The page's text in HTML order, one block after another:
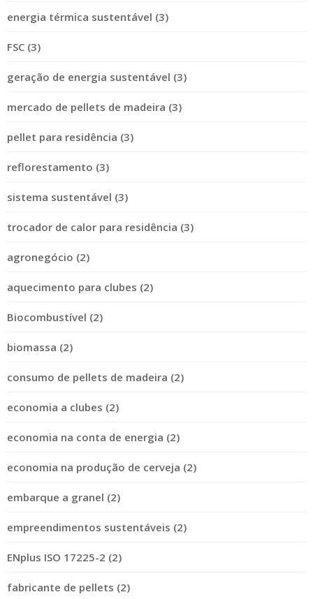
energia térmica sustentável (3)
FSC (3)
geração de energia sustentável (3)
mercado de pellets de madeira (3)
pellet para residência (3)
reflorestamento (3)
sistema sustentável (3)
trocador de calor para residência (3)
agronegócio (2)
aquecimento para clubes (2)
Biocombustível (2)
biomassa (2)
consumo de pellets de madeira (2)
economia a clubes (2)
economia na conta de energia (2)
economia na produção de cerveja (2)
embarque a granel (2)
empreendimentos sustentáveis (2)
ENplus ISO 17225-2 (2)
fabricante de pellets (2)